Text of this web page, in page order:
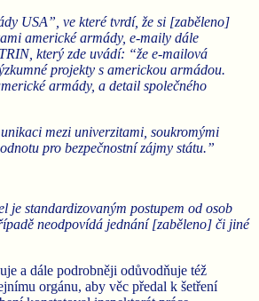
USA”, ve které tvrdí, že si [zaběleno]
americké armády, e-maily dále
který zde uvádí: “že e-mailová
projekty s americkou armádou.
armády, a detail společného
mezi univerzitami, soukromými
pro bezpečnostní zájmy státu.”
je standardizovaným postupem od osob
neodpovídá jednání [zaběleno] či jiné
a dále podrobněji odůvodňuje též
orgánu, aby věc předal k šetření